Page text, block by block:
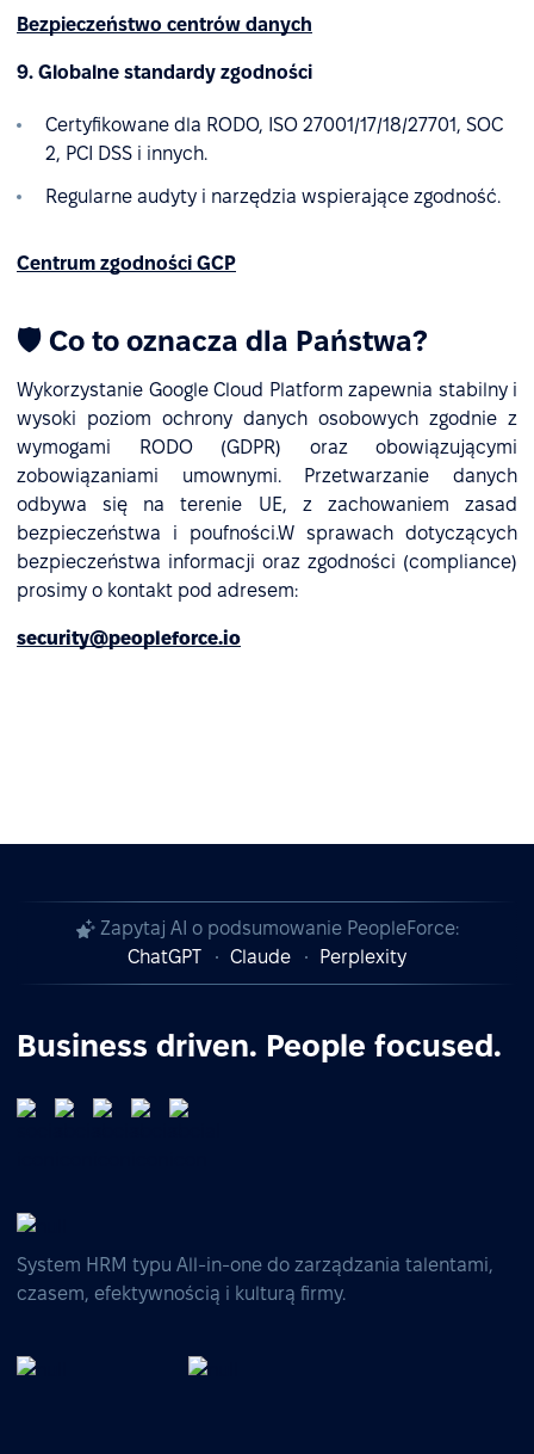
Bezpieczeństwo centrów danych
9. Globalne standardy zgodności
Certyfikowane dla RODO, ISO 27001/17/18/27701, SOC
2, PCI DSS i innych.
Regularne audyty i narzędzia wspierające zgodność.
Centrum zgodności GCP
🛡 Co to oznacza dla Państwa?
Wykorzystanie Google Cloud Platform zapewnia stabilny i
wysoki poziom ochrony danych osobowych zgodnie z
wymogami RODO (GDPR) oraz obowiązującymi
zobowiązaniami umownymi. Przetwarzanie danych
odbywa się na terenie UE, z zachowaniem zasad
bezpieczeństwa i poufności.W sprawach dotyczących
bezpieczeństwa informacji oraz zgodności (compliance)
prosimy o kontakt pod adresem:
security@peopleforce.io
Zapytaj AI o podsumowanie PeopleForce:
ChatGPT
Claude Perplexity
Business driven. People focused.
System HRM typu All-in-one do zarządzania talentami,
czasem, efektywnością i kulturą firmy.